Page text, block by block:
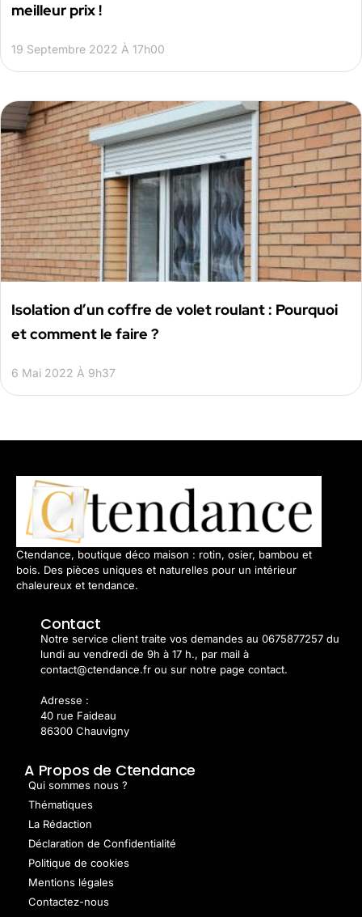
meilleur prix !
19 Septembre 2022 À 17h00
Isolation d’un coffre de volet roulant : Pourquoi
et comment le faire ?
6 Mai 2022 À 9h37
Ctendance, boutique déco maison : rotin, osier, bambou et
bois. Des pièces uniques et naturelles pour un intérieur
chaleureux et tendance.
Contact
Notre service client traite vos demandes au 0675877257 du
lundi au vendredi de 9h à 17 h., par mail à
contact@ctendance.fr ou sur notre page contact.
Adresse :
40 rue Faideau
86300 Chauvigny
A Propos de Ctendance
Qui sommes nous ?
Thématiques
La Rédaction
Déclaration de Confidentialité
Politique de cookies
Mentions légales
Contactez-nous